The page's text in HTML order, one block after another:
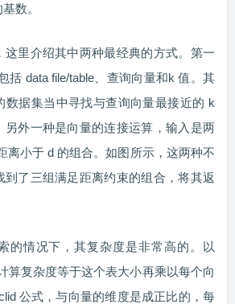
数。
这里介绍其中两种最经典的方式。第一
括 data file/table、查询向量和k 值。其
数据集当中寻找与查询向量最接近的 k
另外一种是向量的连接运算，输入是两
离小于 d 的组合。如图所示，这两种不
到了三组满足距离约束的组合，将其返
的情况下，其复杂度是非常高的。以
算复杂度等于这个表大小再乘以每个向
公式，与向量的维度是成正比的，每